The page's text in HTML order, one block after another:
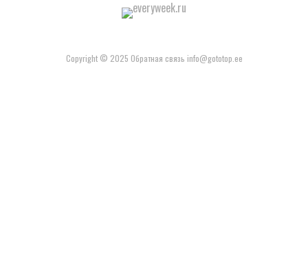
Copyright © 2025 Обратная связь info@gototop.ee